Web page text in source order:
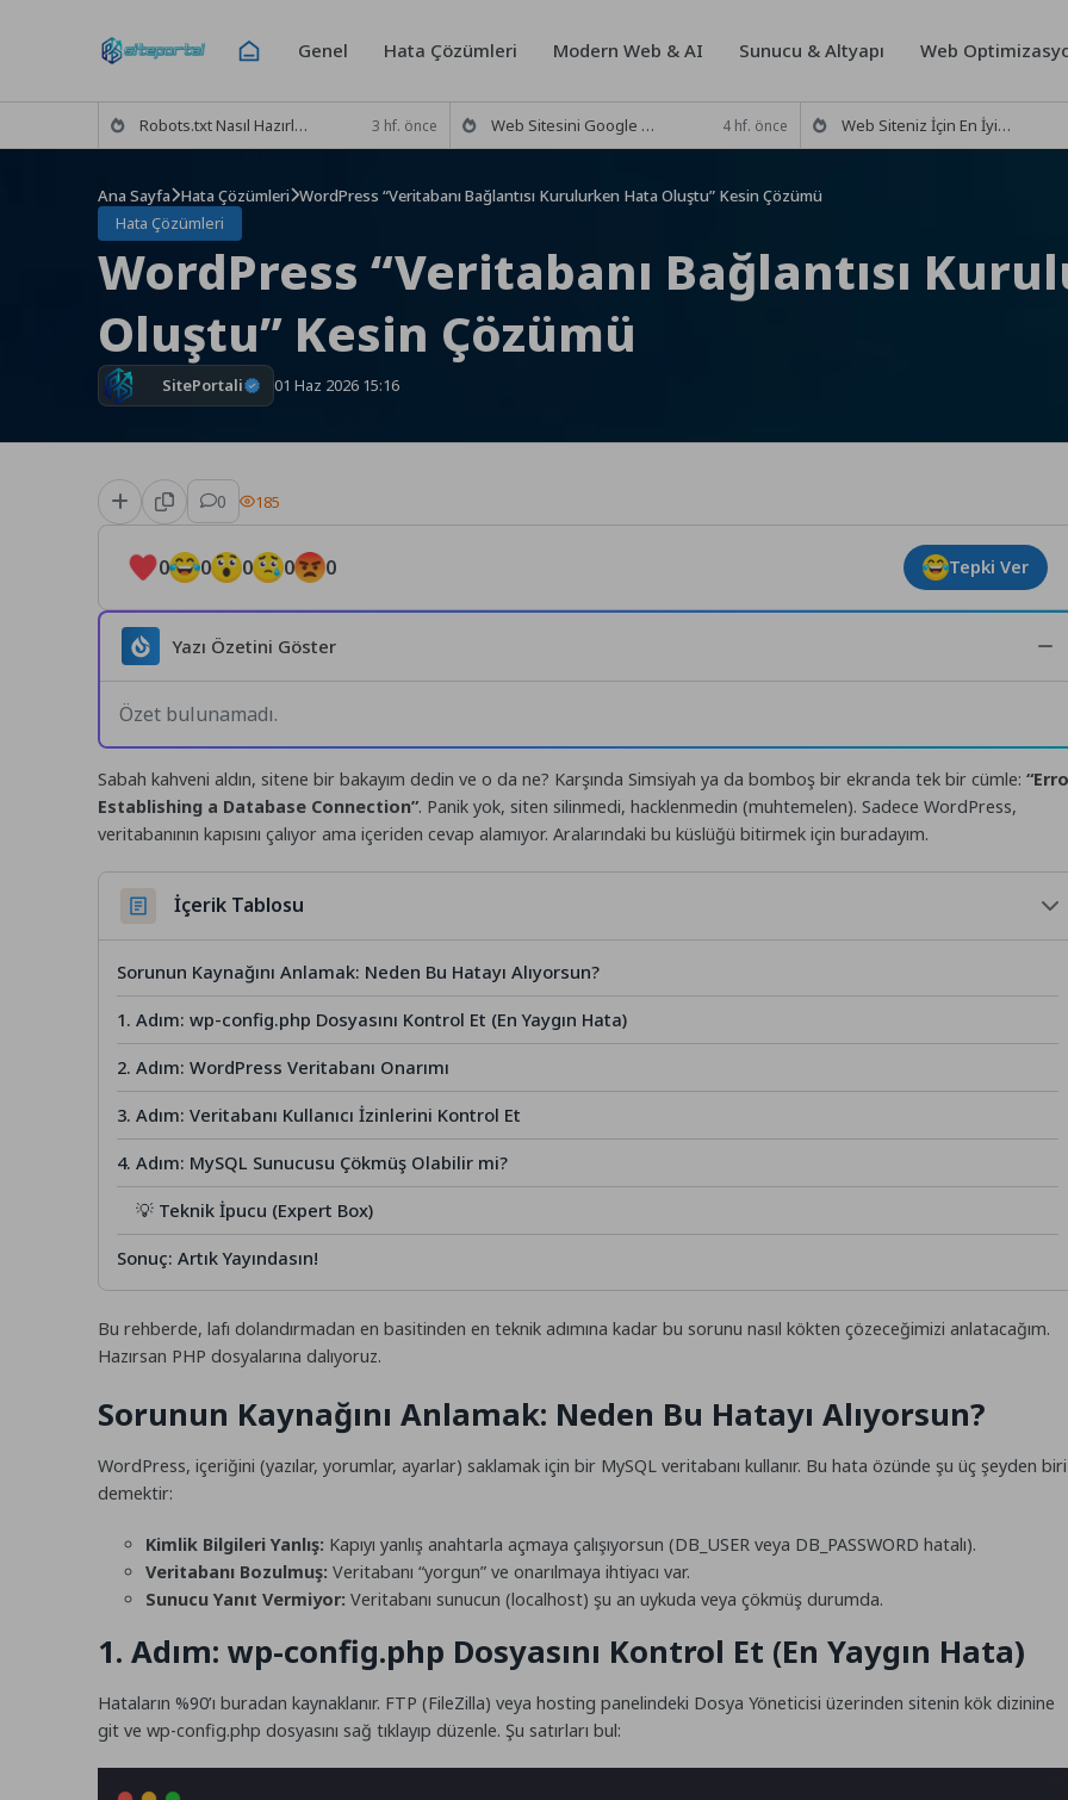
Genel Hata Çözümleri Modern Web & AI Sunucu & Altyapı Web
Robots.txt Nasıl Hazırlanır? Doğru Tarama Ayarları ve Rehber 3 hf. önce Web Sitesini Google Arama Motoruna Ekleme (2026 Rehberi) 4 hf. önce Web Siteniz İçin En İyi 5 Ücretsiz Trafik Analiz Aracı (2026)
Ana Sayfa Hata Çözümleri WordPress “Veritabanı Bağlantısı Kurulurken Hata Oluştu” Kesin Çözümü
Hata Çözümleri
WordPress “Veritabanı Bağlantısı
Oluştu” Kesin Çözümü
SitePortali 01 Haz 2026 15:16
0 185
0 0 0 0 0 Tepki Ver
Yazı Özetini Göster
Özet bulunamadı.
Sabah kahveni aldın, sitene bir bakayım dedin ve o da ne? Karşında Simsiyah ya da bomboş bir ekranda tek bir cümle:
Establishing a Database Connection”. Panik yok, siten silinmedi, hacklenmedin (muhtemelen). Sadece WordPress,
veritabanının kapısını çalıyor ama içeriden cevap alamıyor. Aralarındaki bu küslüğü bitirmek için buradayım.
İçerik Tablosu
Sorunun Kaynağını Anlamak: Neden Bu Hatayı Alıyorsun?
1. Adım: wp-config.php Dosyasını Kontrol Et (En Yaygın Hata)
2. Adım: WordPress Veritabanı Onarımı
3. Adım: Veritabanı Kullanıcı İzinlerini Kontrol Et
4. Adım: MySQL Sunucusu Çökmüş Olabilir mi?
💡 Teknik İpucu (Expert Box)
Sonuç: Artık Yayındasın!
Bu rehberde, lafı dolandırmadan en basitinden en teknik adımına kadar bu sorunu nasıl kökten çözeceğimizi anlatacağım.
Hazırsan PHP dosyalarına dalıyoruz.
Sorunun Kaynağını Anlamak: Neden Bu Hatayı Alıyorsun?
WordPress, içeriğini (yazılar, yorumlar, ayarlar) saklamak için bir MySQL veritabanı kullanır. Bu hata özünde şu üç şeyden biri
demektir:
Kimlik Bilgileri Yanlış: Kapıyı yanlış anahtarla açmaya çalışıyorsun (DB_USER veya DB_PASSWORD hatalı).
Veritabanı Bozulmuş: Veritabanı “yorgun” ve onarılmaya ihtiyacı var.
Sunucu Yanıt Vermiyor: Veritabanı sunucun (localhost) şu an uykuda veya çökmüş durumda.
1. Adım: wp-config.php Dosyasını Kontrol Et (En Yaygın Hata)
Hataların %90’ı buradan kaynaklanır. FTP (FileZilla) veya hosting panelindeki Dosya Yöneticisi üzerinden sitenin kök dizinine
git ve wp-config.php dosyasını sağ tıklayıp düzenle. Şu satırları bul: